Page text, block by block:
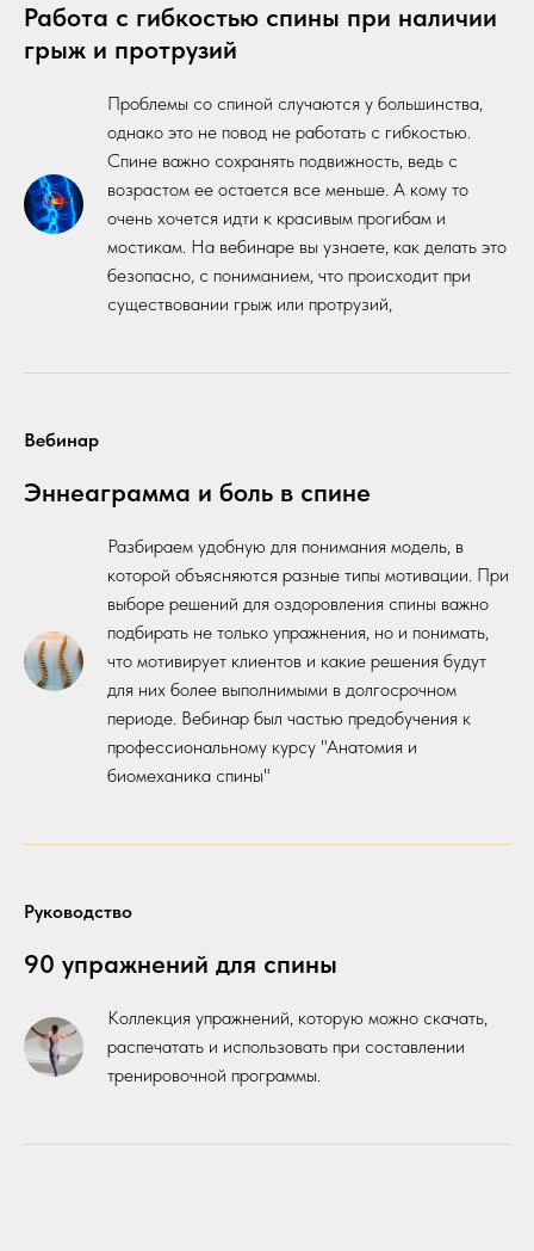
Работа с гибкостью спины при наличии
грыж и протрузий
Проблемы со спиной случаются у большинства,
однако это не повод не работать с гибкостью.
Спине важно сохранять подвижность, ведь с
возрастом ее остается все меньше. А кому то
очень хочется идти к красивым прогибам и
мостикам. На вебинаре вы узнаете, как делать это
безопасно, с пониманием, что происходит при
существовании грыж или протрузий,
Вебинар
Эннеаграмма и боль в спине
Разбираем удобную для понимания модель, в
которой объясняются разные типы мотивации. При
выборе решений для оздоровления спины важно
подбирать не только упражнения, но и понимать,
что мотивирует клиентов и какие решения будут
для них более выполнимыми в долгосрочном
периоде. Вебинар был частью предобучения к
профессиональному курсу "Анатомия и
биомеханика спины"
Руководство
90 упражнений для спины
Коллекция упражнений, которую можно скачать,
распечатать и использовать при составлении
тренировочной программы.